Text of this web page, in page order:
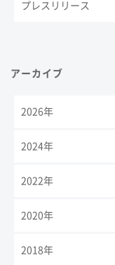
プレスリリース
アーカイブ
2026年
2024年
2022年
2020年
2018年